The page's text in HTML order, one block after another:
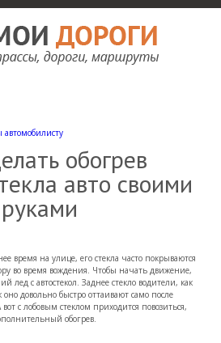
автомобилисту
обогрев
авто своими
руками
время на улице, его стекла часто покрываются
во время вождения. Чтобы начать движение,
лед с автостекол. Заднее стекло водители, как
довольно быстро оттаивают само после
с лобовым стеклом приходится повозиться,
обогрев.